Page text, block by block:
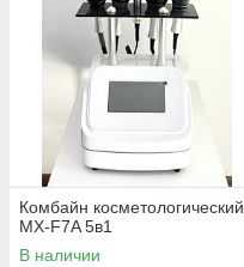
Комбайн косметологический
MX-F7A 5в1
В наличии